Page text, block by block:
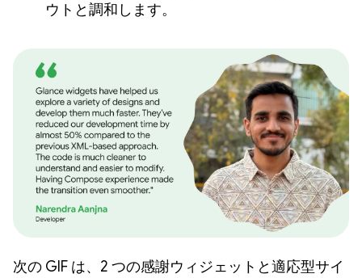
ウトと調和します。
次の GIF は、2 つの感謝ウィジェットと適応型サイ